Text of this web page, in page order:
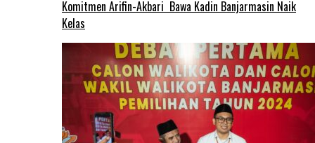
Komitmen Arifin-Akbari Bawa Kadin Banjarmasin Naik
Kelas